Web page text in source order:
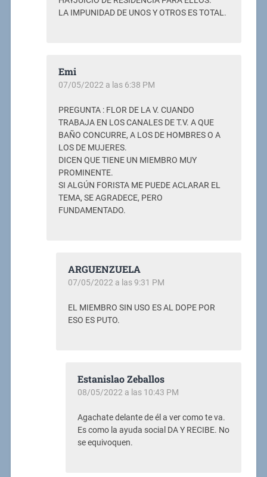
LA IMPUNIDAD DE UNOS Y OTROS ES TOTAL.
Emi
07/05/2022 a las 6:38 PM
PREGUNTA : FLOR DE LA V. CUANDO
TRABAJA EN LOS CANALES DE T.V. A QUE
BAÑO CONCURRE, A LOS DE HOMBRES O A
LOS DE MUJERES.
DICEN QUE TIENE UN MIEMBRO MUY
PROMINENTE.
SI ALGÚN FORISTA ME PUEDE ACLARAR EL
TEMA, SE AGRADECE, PERO
FUNDAMENTADO.
ARGUENZUELA
07/05/2022 a las 9:31 PM
EL MIEMBRO SIN USO ES AL DOPE POR
ESO ES PUTO.
Estanislao Zeballos
08/05/2022 a las 10:43 PM
Agachate delante de él a ver como te va.
Es como la ayuda social DA Y RECIBE. No
se equivoquen.